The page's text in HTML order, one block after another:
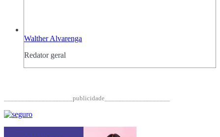
Walther Alvarenga
Redator geral
____________________publicidade___________________